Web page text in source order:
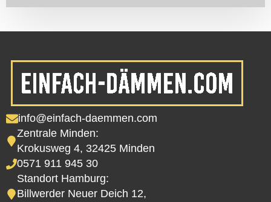
info@einfach-daemmen.com
Zentrale Minden:
Krokusweg 4, 32425 Minden
0571 911 945 30
Standort Hamburg:
Billwerder Neuer Deich 12,